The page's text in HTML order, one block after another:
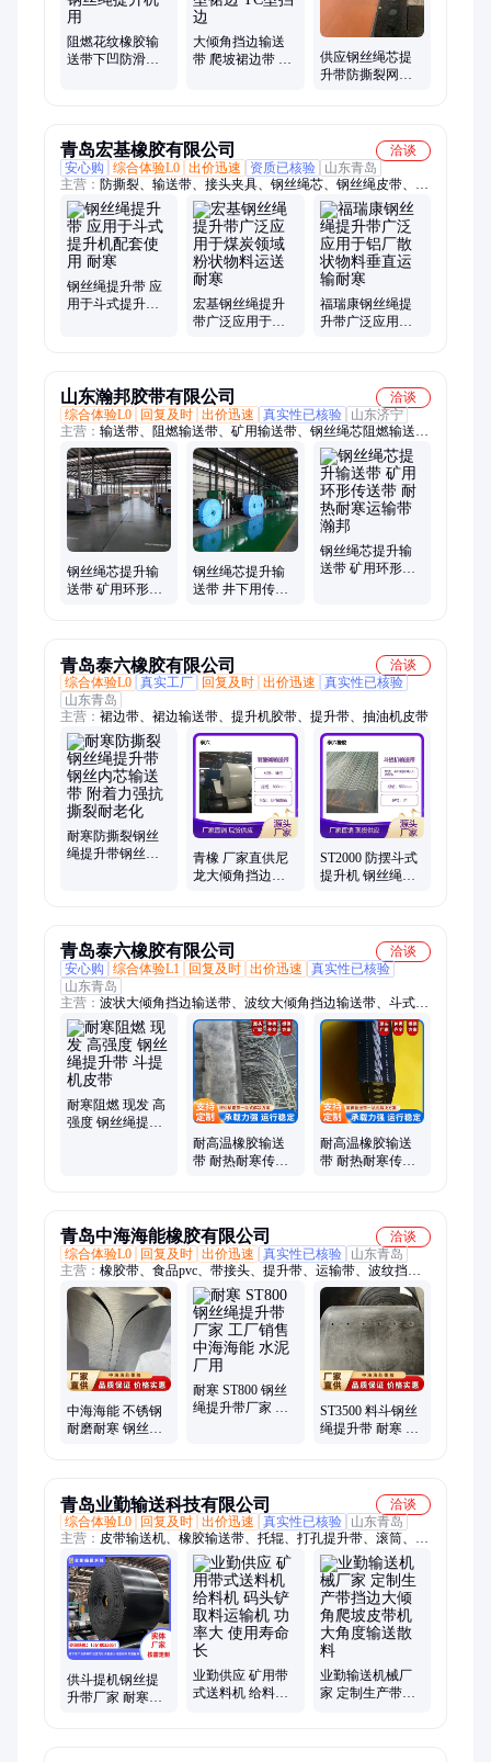
纹带、管状带、环形带、PVC整芯输送带
阻燃花纹橡胶输
送带下凹防滑糙
大倾角挡边输送
带 爬坡裙边带 电
供应钢丝绳芯提
升带防撕裂网橡
青岛宏基橡胶有限公司
洽谈
安心购
综合体验L0 出价迅速 资质已核验
山东青岛
主营： 防撕裂、输送带、接头夹具、钢丝绳芯、钢丝绳皮带、钢
丝绳胶带、合金接头、钢丝胶带、钢丝皮带、接头夹板、铝合金
夹具、钢丝传送带、抽油机皮带、耐热大倾角、铝合金夹板、耐
冲击隔板、提升机胶带、钢丝运输带、提升机运输带
钢丝绳提升带 应
用于斗式提升机
宏基钢丝绳提升
带广泛应用于煤
福瑞康钢丝绳提
升带广泛应用于
山东瀚邦胶带有限公司
洽谈
综合体验L0
回复及时 出价迅速 真实性已核验
山东济宁
主营： 输送带、阻燃输送带、矿用输送带、钢丝绳芯阻燃输送
带、分层带、pvg输送带、pvc输送带
钢丝绳芯提升输
送带 矿用环形传
钢丝绳芯提升输
送带 井下用传送
钢丝绳芯提升输
送带 矿用环形传
青岛泰六橡胶有限公司
洽谈
综合体验L0 真实工厂 回复及时 出价迅速
真实性已核验
山东青岛
主营： 裙边带、裙边输送带、提升机胶带、提升带、抽油机皮带
耐寒防撕裂钢丝
绳提升带钢丝内
青橡 厂家直供尼
龙大倾角挡边输
ST2000 防摆斗式
提升机 钢丝绳输
青岛泰六橡胶有限公司
洽谈
安心购
综合体验L1 回复及时 出价迅速
真实性已核验
山东青岛
主营： 波状大倾角挡边输送带、波纹大倾角挡边输送带、斗式提
升机输送带、钢丝绳芯输送带、钢丝绳橡胶输送带、斗提机钢丝
胶带、提升机钢丝胶带、花纹输送带、耐酸碱输送带、耐高温输
送带、耐热输送带、耐油输送带、高强力输送带、耐磨输送带、
聚酯输送带、尼龙输送带、EP输送带、NN输送带、迈特钢丝胶
带、密封覆盖输送带、阻燃输送带、裙边输送带、轻型输送带、
PVC输送带、橡胶输送带
耐寒阻燃 现发 高
强度 钢丝绳提升
耐高温橡胶输送
带 耐热耐寒传送
耐高温橡胶输送
带 耐热耐寒传送
青岛中海海能橡胶有限公司
洽谈
综合体验L0
回复及时 出价迅速 真实性已核验
山东青岛
主营： 橡胶带、食品pvc、带接头、提升带、运输带、波纹挡、
机皮带、棉帆布、白色pvc、接头夹、机接头、芯挡边、牵引
带、机胶带、花纹带、挡板带、钢丝网、裙边带、机配件、平皮
带、输送带、耐酸碱、提升机、带隔板、绿色pvc
中海海能 不锈钢
耐磨耐寒 钢丝绳
耐寒 ST800 钢丝
绳提升带厂家 工
ST3500 料斗钢丝
绳提升带 耐寒 应
青岛业勤输送科技有限公司
洽谈
综合体验L0
回复及时 出价迅速 真实性已核验
山东青岛
主营： 皮带输送机、橡胶输送带、托辊、打孔提升带、滚筒、五
金制品、机械设备及配件、移动皮带输送机、大倾角挡边输送机
供斗提机钢丝提
升带厂家 耐寒阻
业勤供应 矿用带
式送料机 给料机
业勤输送机械厂
家 定制生产带挡